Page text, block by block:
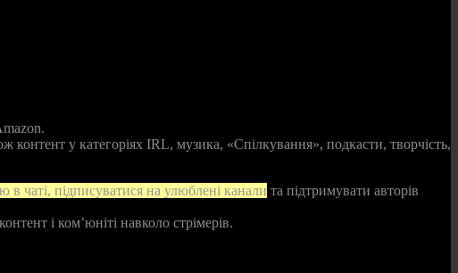
контент у категоріях IRL, музика, «Спілкування», подкасти, творчість,
чаті, підписуватися на улюблені канали та підтримувати авторів
і ком’юніті навколо стрімерів.